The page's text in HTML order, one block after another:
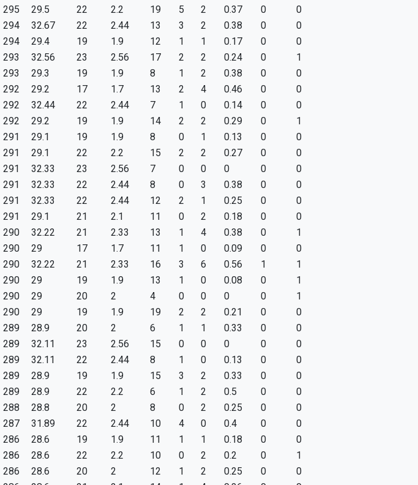
295 29.5 22 2.2 19 5 2 0.37 0
0
294 32.67 22 2.44 13 3 2 0.38 0
0
294 29.4 19 1.9 12 1 1 0.17 0
0
293 32.56 23 2.56 17 2 2 0.24 0
1
293 29.3 19 1.9 8 1 2 0.38 0
0
292 29.2 17 1.7 13 2 4 0.46 0
0
292 32.44 22 2.44 7 1 0 0.14 0
0
292 29.2 19 1.9 14 2 2 0.29 0
1
291 29.1 19 1.9 8 0 1 0.13 0
0
291 29.1 22 2.2 15 2 2 0.27 0
0
291 32.33 23 2.56 7 0 0 0 0
0
291 32.33 22 2.44 8 0 3 0.38 0
0
291 32.33 22 2.44 12 2 1 0.25 0
0
291 29.1 21 2.1 11 0 2 0.18 0
0
290 32.22 21 2.33 13 1 4 0.38 0
1
290 29 17 1.7 11 1 0 0.09 0
0
290 32.22 21 2.33 16 3 6 0.56 1
1
290 29 19 1.9 13 1 0 0.08 0
1
290 29 20 2 4 0 0 0 0
1
290 29 19 1.9 19 2 2 0.21 0
0
289 28.9 20 2 6 1 1 0.33 0
0
289 32.11 23 2.56 15 0 0 0 0
0
289 32.11 22 2.44 8 1 0 0.13 0
0
289 28.9 19 1.9 15 3 2 0.33 0
0
289 28.9 22 2.2 6 1 2 0.5 0
0
288 28.8 20 2 8 0 2 0.25 0
0
287 31.89 22 2.44 10 4 0 0.4 0
0
286 28.6 19 1.9 11 1 1 0.18 0
0
286 28.6 22 2.2 10 0 2 0.2 0
1
286 28.6 20 2 12 1 2 0.25 0
0